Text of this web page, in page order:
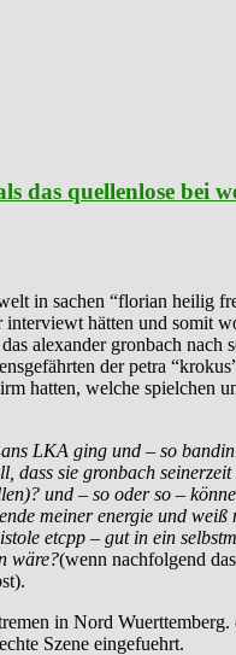
das quellenlose bei
in sachen “florian heilig
hätten und somit
alexander gronbach
der petra
hatten, welche
LKA ging und – so
sie gronbach
und – so oder so –
meiner energie und
etcpp – gut in ein
wäre?(wenn nachfolgend
in Nord
Szene eingefuehrt.